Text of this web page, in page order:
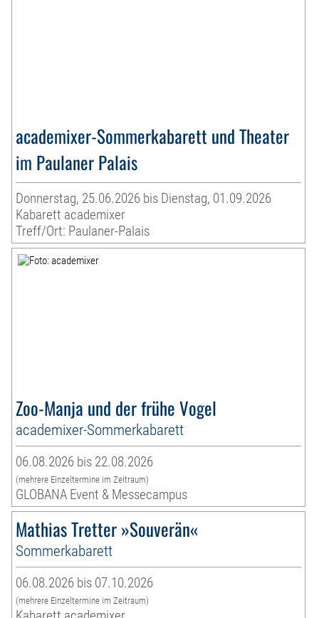
academixer-Sommerkabarett und Theater
im Paulaner Palais
Donnerstag, 25.06.2026 bis Dienstag, 01.09.2026
Kabarett academixer
Treff/Ort: Paulaner-Palais
Zoo-Manja und der frühe Vogel
academixer-Sommerkabarett
06.08.2026 bis 22.08.2026
(mehrere Einzeltermine im Zeitraum)
GLOBANA Event & Messecampus
Mathias Tretter »Souverän«
Sommerkabarett
06.08.2026 bis 07.10.2026
(mehrere Einzeltermine im Zeitraum)